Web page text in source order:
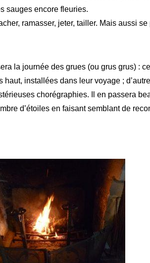
sauges encore fleuries.
ramasser, jeter, tailler. Mais aussi se
la journée des grues (ou grus grus) :
installées dans leur voyage ;
chorégraphies. Il en passera
d’étoiles en faisant semblant de